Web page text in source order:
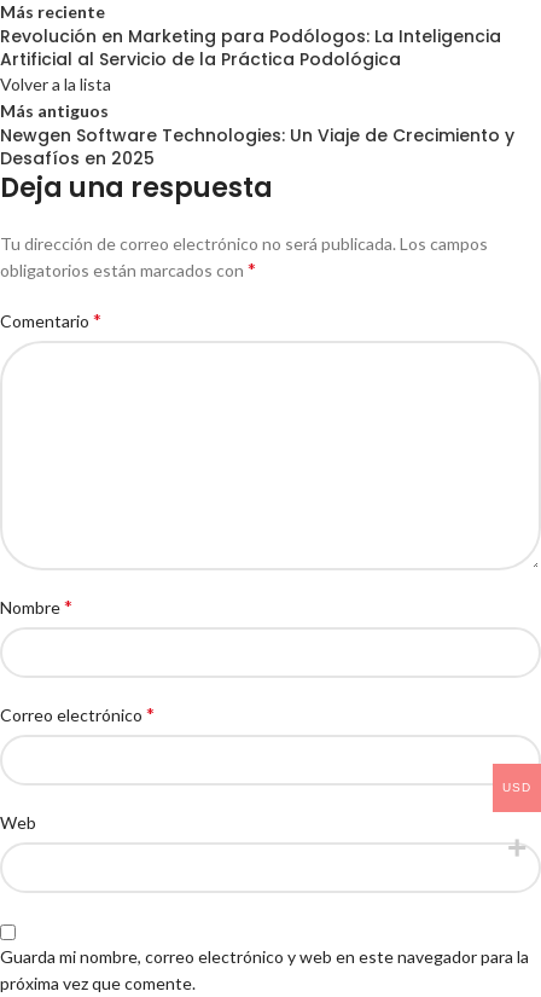
Más reciente
Revolución en Marketing para Podólogos: La Inteligencia
Artificial al Servicio de la Práctica Podológica
Volver a la lista
Más antiguos
Newgen Software Technologies: Un Viaje de Crecimiento y
Desafíos en 2025
Deja una respuesta
Tu dirección de correo electrónico no será publicada. Los campos
obligatorios están marcados con *
Comentario *
Nombre*
Correo electrónico *
Web
Guarda mi nombre, correo electrónico y web en este navegador para la
próxima vez que comente.
USD